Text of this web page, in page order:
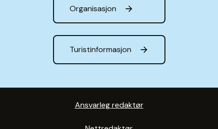
Organisasjon
Turistinformasjon
Ansvarleg redaktør